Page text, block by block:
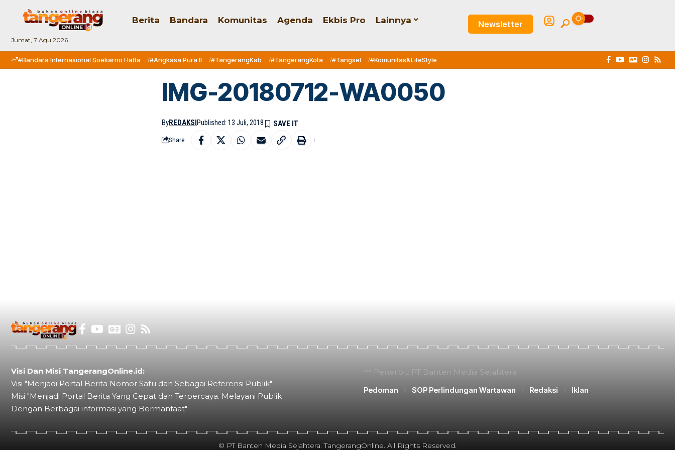
Jumat, 7 Agu 2026
Berita Bandara Komunitas Agenda Ekbis Pro Lainnya Newsletter
#Bandara Internasional Soekarno Hatta #Angkasa Pura II #TangerangKab #TangerangKota #Tangsel #Komunitas&LifeStyle
IMG-20180712-WA0050
ByREDAKSIPublished: 13 Juli, 2018
Share
Visi Dan Misi TangerangOnline.id:
Visi "Menjadi Portal Berita Nomor Satu dan Sebagai Referensi Publik"
Misi "Menjadi Portal Berita Yang Cepat dan Terpercaya. Melayani Publik
Dengan Berbagai informasi yang Bermanfaat"
Penerbit: PT Banten Media Sejahtera
Pedoman
SOP Perlindungan Wartawan Redaksi Iklan
© PT Banten Media Sejahtera. TangerangOnline. All Rights Reserved.